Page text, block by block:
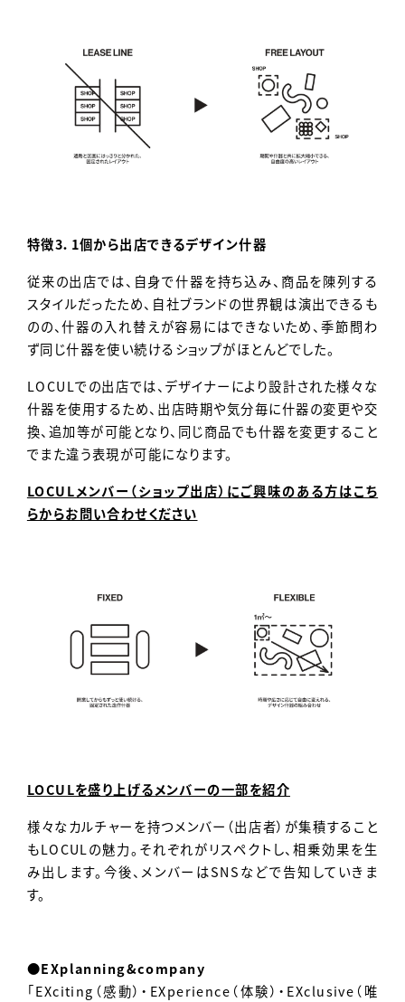
特徴3．1個から出店できるデザイン什器
従来の出店では、自身で什器を持ち込み、商品を陳列する
スタイルだったため、自社ブランドの世界観は演出できるも
のの、什器の入れ替えが容易にはできないため、季節問わ
ず同じ什器を使い続けるショップがほとんどでした。
LOCULでの出店では、デザイナーにより設計された様々な
什器を使用するため、出店時期や気分毎に什器の変更や交
換、追加等が可能となり、同じ商品でも什器を変更すること
でまた違う表現が可能になります。
LOCULメンバー（ショップ出店）にご興味のある方はこち
らからお問い合わせください
LOCULを盛り上げるメンバーの一部を紹介
様々なカルチャーを持つメンバー（出店者）が集積すること
もLOCULの魅力。それぞれがリスペクトし、相乗効果を生
み出します。今後、メンバーはSNSなどで告知していきま
す。
●EXplanning&company
「EXciting（感動）・EXperience（体験）・EXclusive（唯